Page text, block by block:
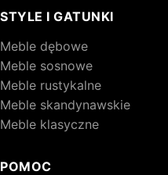
STYLE I GATUNKI
Meble dębowe
Meble sosnowe
Meble rustykalne
Meble skandynawskie
Meble klasyczne
POMOC